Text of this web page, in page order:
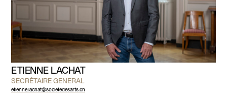
ETIENNE LACHAT
SECRÉTAIRE GENERAL
etienne.lachat@societedesarts.ch